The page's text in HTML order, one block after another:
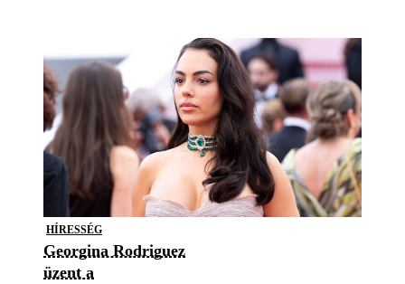
HÍRESSÉG
Georgina Rodriguez
üzent a